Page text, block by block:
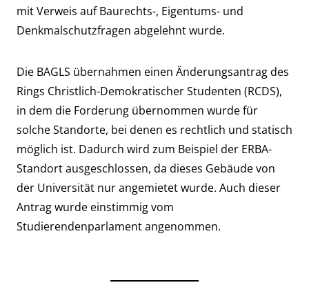
mit Verweis auf Baurechts-, Eigentums- und
Denkmalschutzfragen abgelehnt wurde.
Die BAGLS übernahmen einen Änderungsantrag des
Rings Christlich-Demokratischer Studenten (RCDS),
in dem die Forderung übernommen wurde für
solche Standorte, bei denen es rechtlich und statisch
möglich ist. Dadurch wird zum Beispiel der ERBA-
Standort ausgeschlossen, da dieses Gebäude von
der Universität nur angemietet wurde. Auch dieser
Antrag wurde einstimmig vom
Studierendenparlament angenommen.